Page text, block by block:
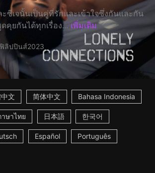
ซีเจนั้นเป็นคู่ที่รักและเข้าใจซึ่งกันและกัน
คุยกันได้ทุกเรื่อง... เพิ่มเติม
ลิปปินส์2023
文 简体中文 Bahasa Indonesia
ษาไทย 日本語 한국어
Español Português